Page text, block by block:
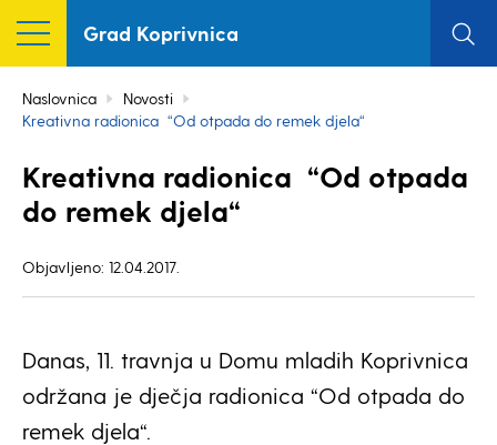
Grad Koprivnica
Naslovnica
Novosti
Kreativna radionica “Od otpada do remek djela“
Kreativna radionica “Od otpada
do remek djela“
Objavljeno: 12.04.2017.
Danas, 11. travnja u Domu mladih Koprivnica
održana je dječja radionica “Od otpada do
remek djela“.